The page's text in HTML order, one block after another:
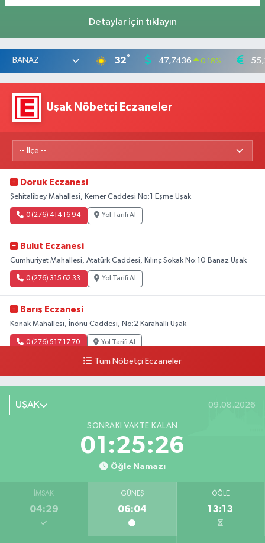
Detaylar için tıklayın
32° 47,7436 0.18%
Uşak Nöbetçi Eczaneler
Doruk Eczanesi
Şehitalibey Mahallesi, Kemer Caddesi No:1 Eşme Uşak
0 (276) 414 16 94 Yol Tarifi Al
Bulut Eczanesi
Cumhuriyet Mahallesi, Atatürk Caddesi, Kılınç Sokak No:10 Banaz Uşak
0 (276) 315 62 33 Yol Tarifi Al
Barış Eczanesi
Konak Mahallesi, İnönü Caddesi, No:2 Karahallı Uşak
0 (276) 517 17 70 Yol Tarifi Al
Aşağı Mahallesi, Arıkan Bedük Caddesi, No:75 Ulubey Uşak
0 (276) 716 12 12
Keskin Eczanesi
Gölbahçe Mahallesi, Gazi Bulvarı No:194 Sivaslı Uşak
Yol Tarifi Al
Cumhuriyet Mahallesi, Uğur Mumcu Caddesi No:134 A Merkez Uşak
Tüm Nöbetçi Eczaneler
UŞAK 09.08.2026
SONRAKI VAKTE KALAN
01:25:25
Öğle Namazı
İMSAK
04:29
GÜNEŞ
06:04
ÖĞLE
13:13